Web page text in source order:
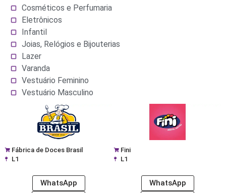
Cosméticos e Perfumaria
Eletrônicos
Infantil
Joias, Relógios e Bijouterias
Lazer
Varanda
Vestuário Feminino
Vestuário Masculino
Fábrica de Doces Brasil
L1
WhatsApp
Fini
L1
WhatsApp